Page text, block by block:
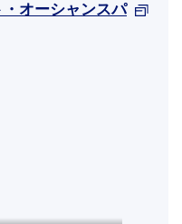
オーシャンスパ